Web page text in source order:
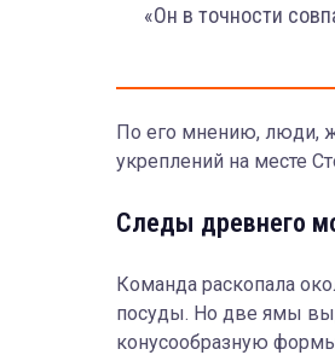
«Он в точности
По его мнению, люди,
укреплений на месте
Следы древнего
Команда раскопала
посуды. Но две ямы
конусообразную